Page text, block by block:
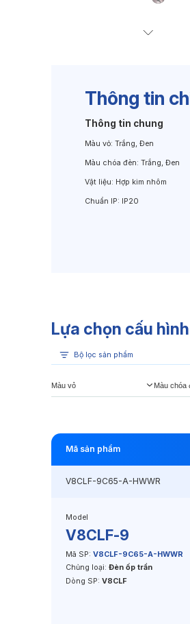
Thông tin
Thông tin chung
Màu vỏ: Trắng, Đen
Màu chóa đèn: Trắng, Đen
Vật liệu: Hợp kim nhôm
Chuẩn IP: IP20
Lựa chọn cấu
Bộ lọc sản phẩm
Màu vỏ Màu chóa
Mã sản phẩm
V8CLF-9C65-A-HWWR
Model
V8CLF-9
Mã SP: V8CLF-9C65-A-HWWR
Chủng loại: Đèn ốp trần
Dòng SP: V8CLF